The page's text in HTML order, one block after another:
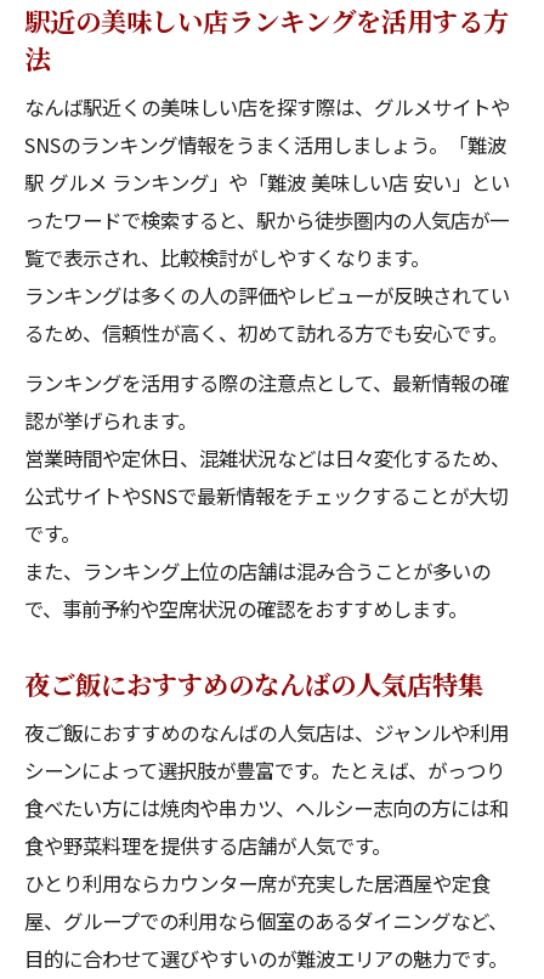
駅近の美味しい店ランキングを活用する方
法
なんば駅近くの美味しい店を探す際は、グルメサイトや
SNSのランキング情報をうまく活用しましょう。「難波
駅 グルメ ランキング」や「難波 美味しい店 安い」とい
ったワードで検索すると、駅から徒歩圏内の人気店が一
覧で表示され、比較検討がしやすくなります。
ランキングは多くの人の評価やレビューが反映されてい
るため、信頼性が高く、初めて訪れる方でも安心です。
ランキングを活用する際の注意点として、最新情報の確
認が挙げられます。
営業時間や定休日、混雑状況などは日々変化するため、
公式サイトやSNSで最新情報をチェックすることが大切
です。
また、ランキング上位の店舗は混み合うことが多いの
で、事前予約や空席状況の確認をおすすめします。
夜ご飯におすすめのなんばの人気店特集
夜ご飯におすすめのなんばの人気店は、ジャンルや利用
シーンによって選択肢が豊富です。たとえば、がっつり
食べたい方には焼肉や串カツ、ヘルシー志向の方には和
食や野菜料理を提供する店舗が人気です。
ひとり利用ならカウンター席が充実した居酒屋や定食
屋、グループでの利用なら個室のあるダイニングなど、
目的に合わせて選びやすいのが難波エリアの魅力です。